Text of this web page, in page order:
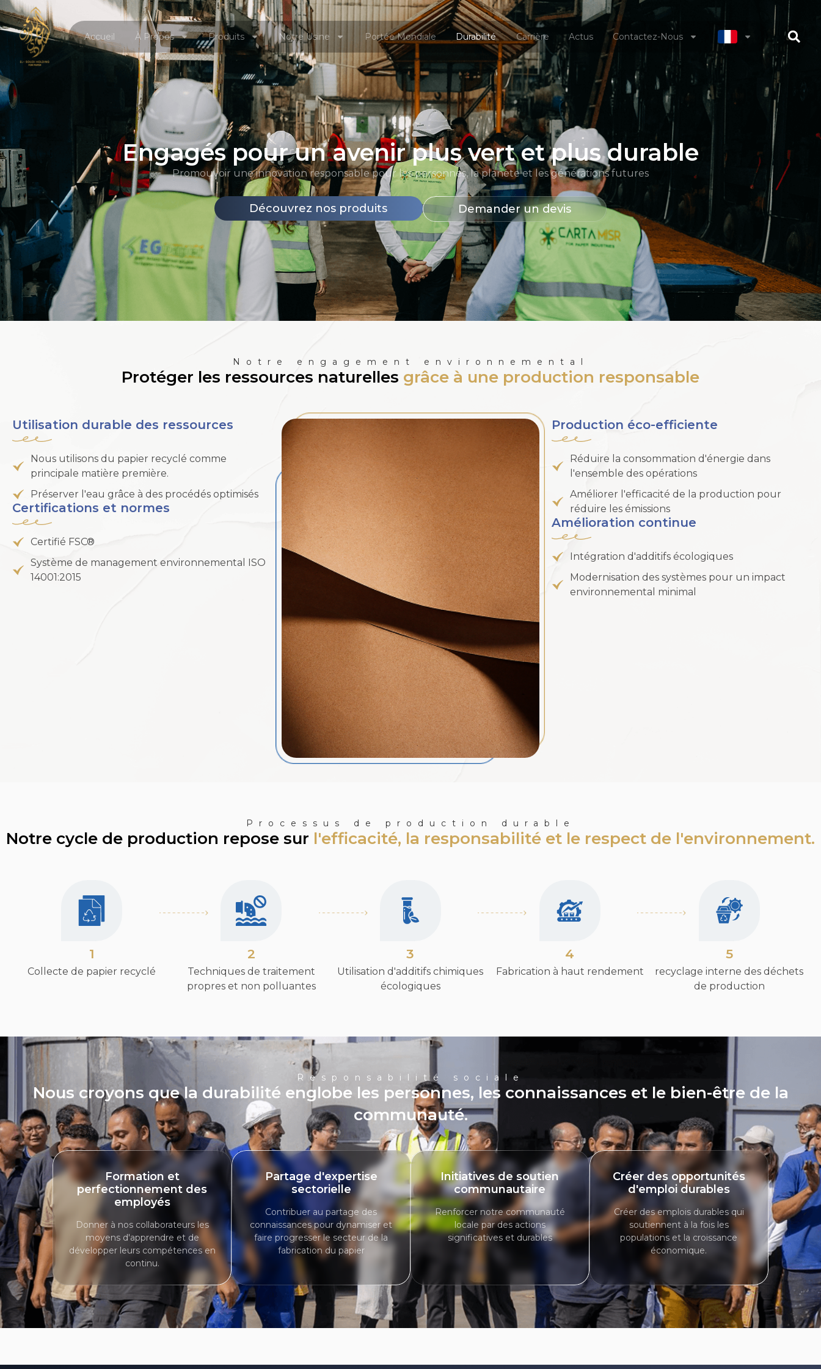
Accueil À Propos Produits Notre Usine Portée Mondiale Durabilité Carrière Actus Contactez-Nous
Engagés pour un avenir plus vert et plus durable
Promouvoir une innovation responsable pour les personnes, la planète et les générations futures
Découvrez nos produits Demander un devis
Notre engagement environnemental
Protéger les ressources naturelles grâce à une production responsable
Utilisation durable des ressources
Nous utilisons du papier recyclé comme
principale matière première.
Préserver l'eau grâce à des procédés optimisés
Certifications et normes
Certifié FSC®
Système de management environnemental ISO
14001:2015
Production éco-efficiente
Réduire la consommation d'énergie dans
l'ensemble des opérations
Améliorer l'efficacité de la production pour
réduire les émissions
Amélioration continue
Intégration d'additifs écologiques
Modernisation des systèmes pour un impact
environnemental minimal
Processus de production durable
Notre cycle de production repose sur l'efficacité, la responsabilité et le respect de l'environnement.
1
Collecte de papier recyclé
2
Techniques de traitement
propres et non polluantes
3
Utilisation d'additifs chimiques
écologiques
4
Fabrication à haut rendement
5
recyclage interne des déchets
de production
Responsabilité sociale
Nous croyons que la durabilité englobe les personnes, les connaissances et le bien-être de la
communauté.
Formation et
perfectionnement des
employés
Donner à nos collaborateurs les
moyens d'apprendre et de
développer leurs compétences en
continu.
Partage d'expertise
sectorielle
Contribuer au partage des
connaissances pour dynamiser et
faire progresser le secteur de la
fabrication du papier
Initiatives de soutien
communautaire
Renforcer notre communauté
locale par des actions
significatives et durables
Créer des opportunités
d'emploi durables
Créer des emplois durables qui
soutiennent à la fois les
populations et la croissance
économique.